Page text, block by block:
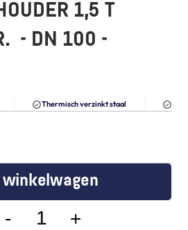
1,5 T
- DN 100 -
Thermisch verzinkt staal
winkelwagen
- +